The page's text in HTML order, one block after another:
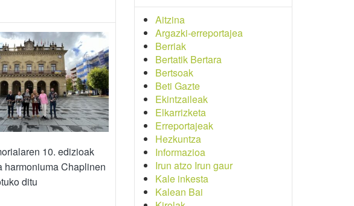
10. edizioak
harmoniuma Chaplinen
ditu
Aitzina
Argazki-erreportajea
Berriak
Bertatik Bertara
Bertsoak
Beti Gazte
Ekintzaileak
Elkarrizketa
Erreportajeak
Hezkuntza
Informazioa
Irun atzo Irun gaur
Kale inkesta
Kalean Bai